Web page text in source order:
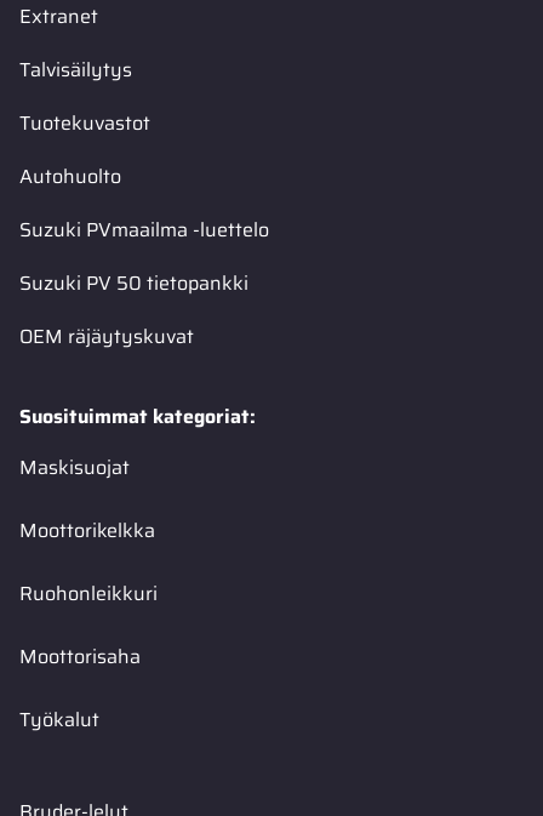
Extranet
Talvisäilytys
Tuotekuvastot
Autohuolto
Suzuki PVmaailma -luettelo
Suzuki PV 50 tietopankki
OEM räjäytyskuvat
Suosituimmat kategoriat:
Maskisuojat
Moottorikelkka
Ruohonleikkuri
Moottorisaha
Työkalut